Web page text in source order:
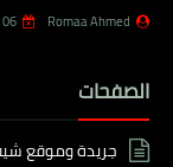
Romaa Ahmed 06 أغسطس 2026
الصفحات
جريدة وموقع